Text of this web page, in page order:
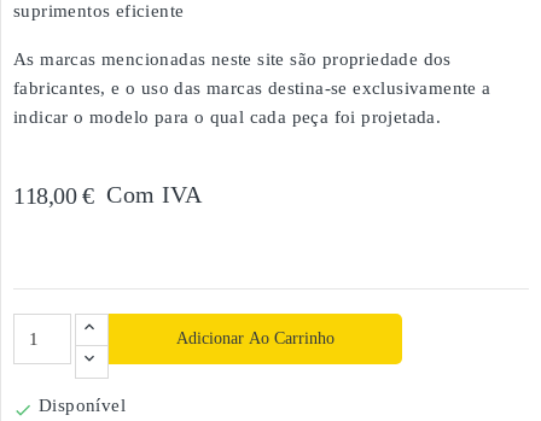
suprimentos eficiente
As marcas mencionadas neste site são propriedade dos
fabricantes, e o uso das marcas destina-se exclusivamente a
indicar o modelo para o qual cada peça foi projetada.
118,00 € Com IVA
Adicionar Ao Carrinho
 Disponível